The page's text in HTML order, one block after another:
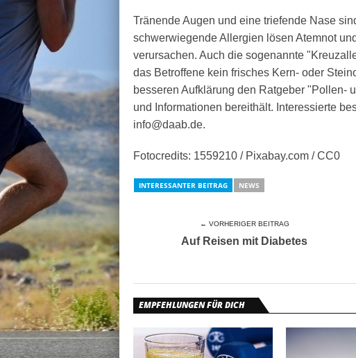
Tränende Augen und eine triefende Nase
schwerwiegende Allergien lösen Atemnot
verursachen. Auch die sogenannte
das Betroffene kein frisches Kern- oder
besseren Aufklärung den Ratgeber "Pollen-
und Informationen bereithält. Interessierte
info@daab.de.
Fotocredits: 1559210 / Pixabay.com / CC0
INTERESSANTER BEITRAG NEWS
← VORHERIGER BEITRAG
Auf Reisen mit Diabetes
EMPFEHLUNGEN FÜR DICH